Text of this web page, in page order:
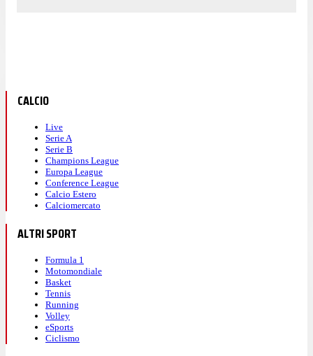
CALCIO
Live
Serie A
Serie B
Champions League
Europa League
Conference League
Calcio Estero
Calciomercato
ALTRI SPORT
Formula 1
Motomondiale
Basket
Tennis
Running
Volley
eSports
Ciclismo